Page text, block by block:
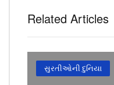
Related Articles
સુરતીઓની દુનિયા